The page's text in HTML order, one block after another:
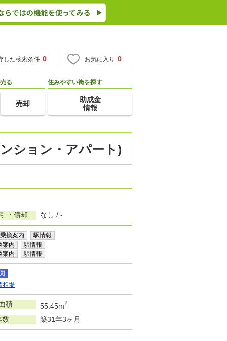
した検索条件 0 お気に入り 0
売る
売却
住みやすい街を探す
助成金
情報
ション・アパート)
・償却 なし / -
乗換案内 駅情報
案内 駅情報
案内 駅情報
相場
積 55.45m2
数 築31年3ヶ月